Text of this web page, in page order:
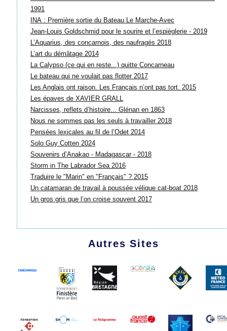
1991
INA : Première sortie du Bateau Le Marche-Avec
Jean-Louis Goldschmid pour le sourire et l’espièglerie - 2019
L’Aquarius, des concarnois, des naufragés 2018
L’art du démâtage 2014
La Calypso (ce qui en reste...) quitte Concarneau
Le bateau qui ne voulait pas flotter 2017
Les Anglais ont raison. Les Français n’ont pas tort. 2015
Les épaves de XAVIER GRALL
Narcisses, reflets d’histoire... Glénan en 1863
Nous ne sommes pas les seuls à travailler 2018
Pensées lexicales au fil de l’Odet 2014
Solo Guy Cotten 2024
Souvenirs d’Anakao - Madagascar - 2018
Storm in The Labrador Sea 2016
Traduire le "Marin" en "Français" ? 2015
Un catamaran de travail à poussée vélique cat-boat 2018
Un gros gris que l’on croise souvent 2017
Autres Sites